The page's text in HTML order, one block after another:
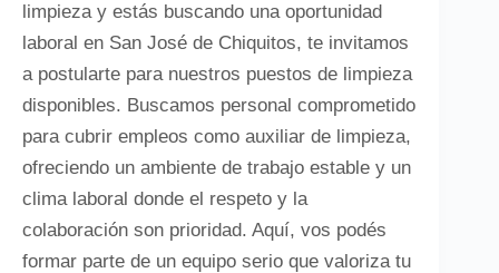
limpieza y estás buscando una oportunidad
laboral en San José de Chiquitos, te invitamos
a postularte para nuestros puestos de limpieza
disponibles. Buscamos personal comprometido
para cubrir empleos como auxiliar de limpieza,
ofreciendo un ambiente de trabajo estable y un
clima laboral donde el respeto y la
colaboración son prioridad. Aquí, vos podés
formar parte de un equipo serio que valoriza tu